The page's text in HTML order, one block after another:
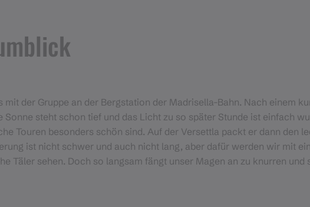
der Gruppe an der Bergstation der Madrisella-Bahn. Nach einem
Sonne steht schon tief und das Licht zu so später Stunde ist einfach
Touren besonders schön sind. Auf der Versettla packt er dann den
ist nicht schwer und auch nicht lang, aber dafür werden wir mit
Täler sehen. Doch so langsam fängt unser Magen an zu knurren